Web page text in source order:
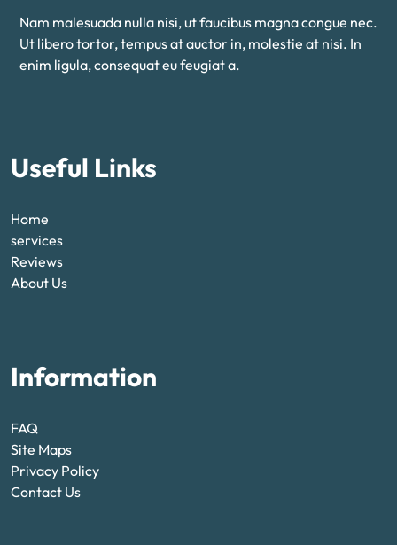
Nam malesuada nulla nisi, ut faucibus magna congue nec.
Ut libero tortor, tempus at auctor in, molestie at nisi. In
enim ligula, consequat eu feugiat a.
Useful Links
Home
services
Reviews
About Us
Information
FAQ
Site Maps
Privacy Policy
Contact Us